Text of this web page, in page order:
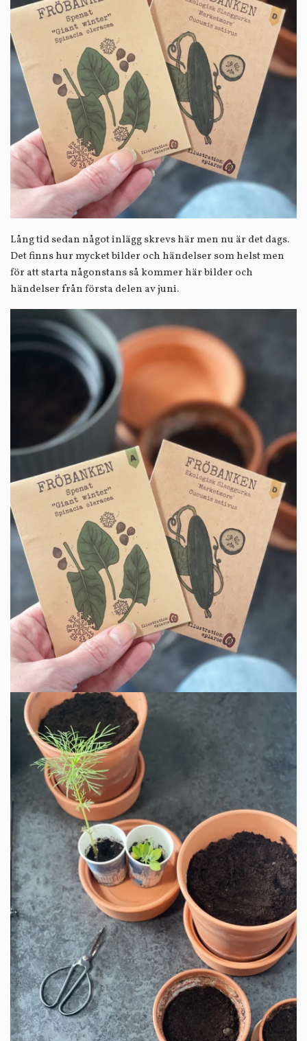
Lång tid sedan något inlägg skrevs här men nu är det dags.
Det finns hur mycket bilder och händelser som helst men
för att starta någonstans så kommer här bilder och
händelser från första delen av juni.